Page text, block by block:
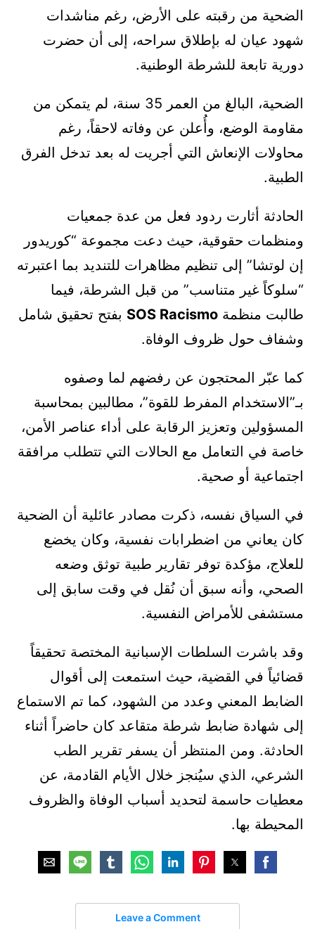
الضحية من رقبته على الأرض، رغم مناشدات
شهود عيان له بإطلاق سراحه، إلى أن حضرت
دورية تابعة للشرطة الوطنية.
الضحية، البالغ من العمر 35 سنة، لم يتمكن من
مقاومة الوضع، وأُعلن عن وفاته لاحقاً، رغم
محاولات الإنعاش التي أجريت له بعد تدخل الفرق
الطبية.
الحادثة أثارت ردود فعل من عدة جمعيات
ومنظمات حقوقية، حيث دعت مجموعة “كوريدور
إن لوتشا” إلى تنظيم مظاهرات للتنديد بما اعتبرته
“سلوكاً غير متناسب” من قبل الشرطة، فيما
طالبت منظمة SOS Racismo بفتح تحقيق شامل
وشفاف حول ظروف الوفاة.
كما عبّر المحتجون عن رفضهم لما وصفوه
بـ”الاستخدام المفرط للقوة”، مطالبين بمحاسبة
المسؤولين وتعزيز الرقابة على أداء عناصر الأمن،
خاصة في التعامل مع الحالات التي تتطلب مرافقة
اجتماعية أو صحية.
في السياق نفسه، ذكرت مصادر عائلية أن الضحية
كان يعاني من اضطرابات نفسية، وكان يخضع
للعلاج، مؤكدة توفر تقارير طبية توثق وضعه
الصحي، وأنه سبق أن نُقل في وقت سابق إلى
مستشفى للأمراض النفسية.
وقد باشرت السلطات الإسبانية المختصة تحقيقاً
قضائياً في القضية، حيث استمعت إلى أقوال
الضابط المعني وعدد من الشهود، كما تم الاستماع
إلى شهادة ضابط شرطة متقاعد كان حاضراً أثناء
الحادثة. ومن المنتظر أن يسفر تقرير الطب
الشرعي، الذي سيُنجز خلال الأيام القادمة، عن
معطيات حاسمة لتحديد أسباب الوفاة والظروف
المحيطة بها.
Leave a Comment